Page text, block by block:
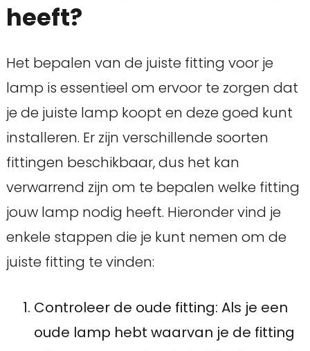
heeft?
Het bepalen van de juiste fitting voor je
lamp is essentieel om ervoor te zorgen dat
je de juiste lamp koopt en deze goed kunt
installeren. Er zijn verschillende soorten
fittingen beschikbaar, dus het kan
verwarrend zijn om te bepalen welke fitting
jouw lamp nodig heeft. Hieronder vind je
enkele stappen die je kunt nemen om de
juiste fitting te vinden:
Controleer de oude fitting: Als je een
oude lamp hebt waarvan je de fitting